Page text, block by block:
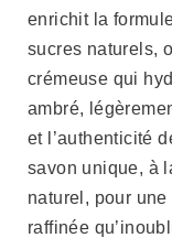
enrichit la
sucres naturels,
crémeuse qui
ambré,
et l’authenticité
savon unique, à
naturel, pour
raffinée